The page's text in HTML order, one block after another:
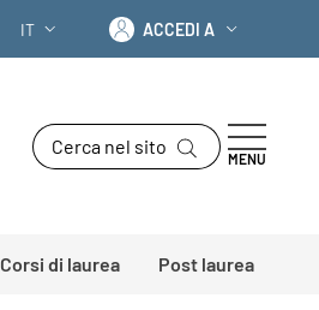
SELETTORE LINGUA: CURRENT
IT Accedi a
ACCEDI A
Cerca nel sito
MENU
Corsi di laurea Post laurea